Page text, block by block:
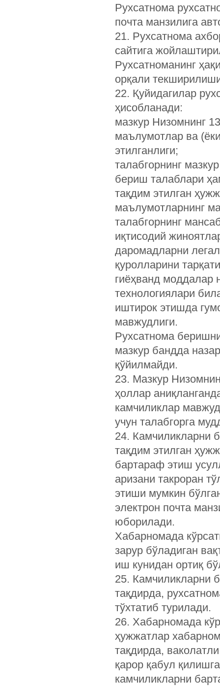
Рухсатнома
почта манзилига
21. Рухсатнома
сайтига
Рухсатноманинг
орқали
22. Қуйидагилар
ҳисобланади:
мазкур Низомнинг
маълумотлар ва
этилганлиги;
талабгорнинг
бериш талаблари
тақдим этилган
маълумотларнинг
талабгорнинг
иқтисодий
даромадларни
қуролларини
гиёҳванд моддалар
технологиялари
иштирок этишда
мавжудлиги.
Рухсатнома
мазкур бандда
қўйилмайди.
23. Мазкур
ҳоллар
камчиликлар
учун талабгорга
24. Камчиликларни
тақдим этилган
бартараф этиш
аризани такроран
этиши мумкин
электрон почта
юборилади.
Хабарномада
зарур бўладиган
иш кунидан ортиқ
25. Камчиликларни
тақдирда,
тўхтатиб турилади.
26. Хабарномада
ҳужжатлар
тақдирда,
қарор қабул
камчиликларни